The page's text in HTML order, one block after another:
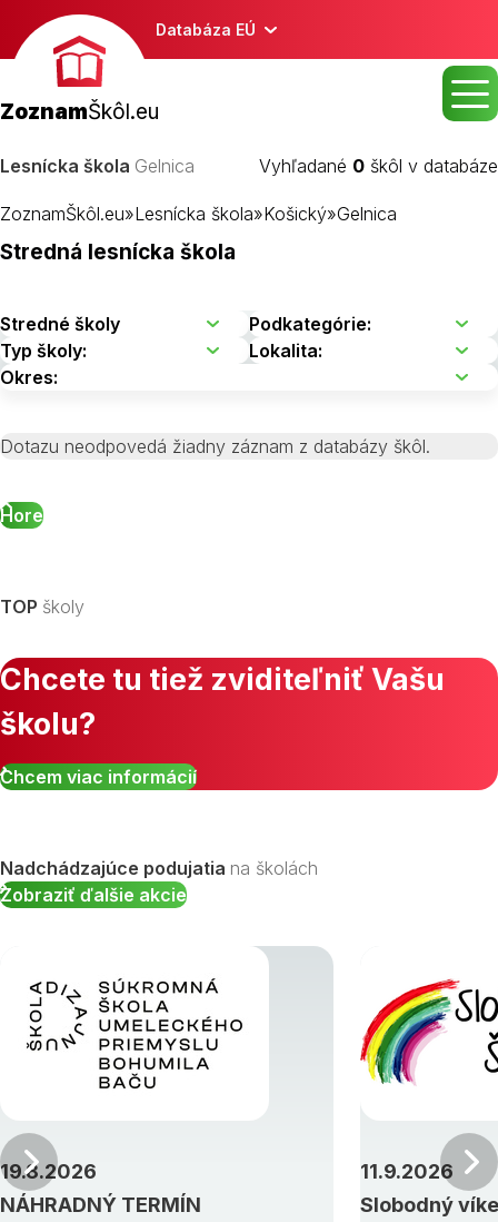
Databáza EÚ
ZoznamŠkôl.eu
Lesnícka škola Gelnica Vyhľadané 0 škôl v databáze
ZoznamŠkôl.eu»Lesnícka škola»Košický»Gelnica
Stredná lesnícka škola
Dotazu neodpovedá žiadny záznam z databázy škôl.
Hore
TOP školy
Chcete tu tiež zviditeľniť Vašu
školu?
Chcem viac informácií
Nadchádzajúce podujatia na školách
Zobraziť ďalšie akcie
NÁHRADNÝ TERMÍN
19.8.2026
Slobodný
11.9.2026
Predchádzajúci